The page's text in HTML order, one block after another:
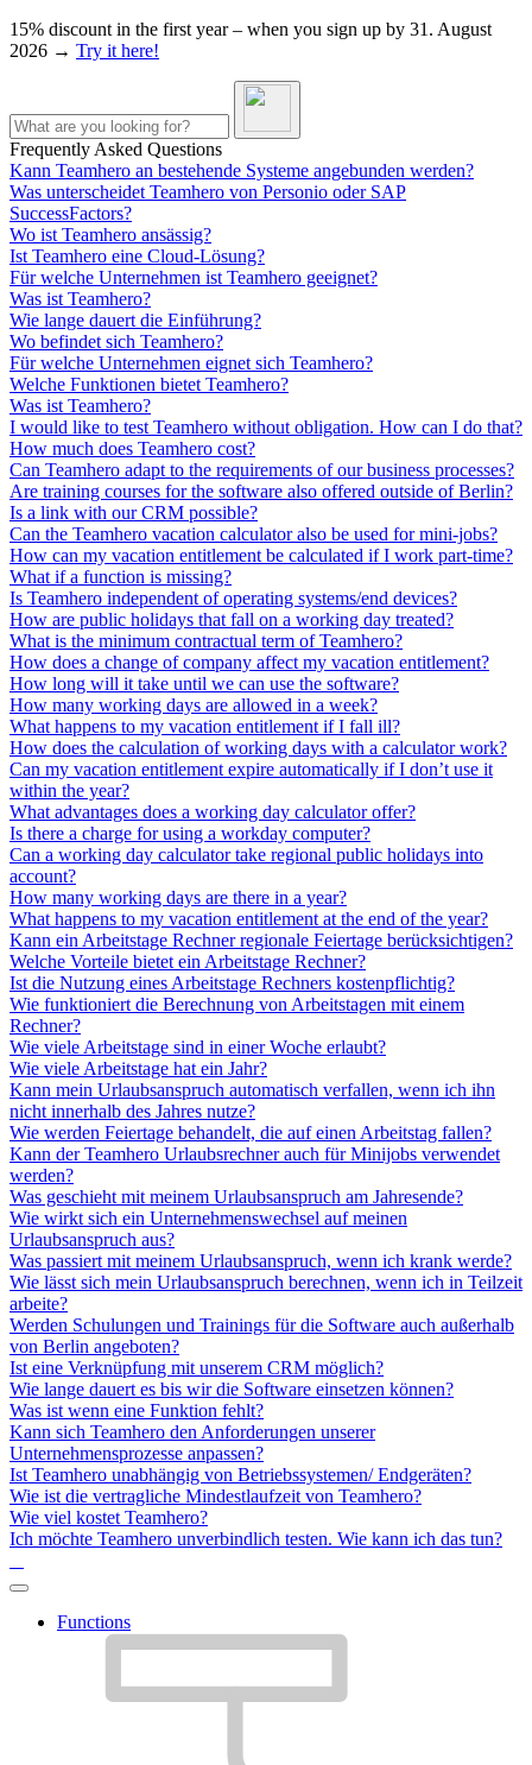
15% discount in the first year – when you sign up by 31. August
2026 → Try it here!
Frequently Asked Questions
Kann Teamhero an bestehende Systeme angebunden werden?
Was unterscheidet Teamhero von Personio oder SAP
SuccessFactors?
Wo ist Teamhero ansässig?
Ist Teamhero eine Cloud-Lösung?
Für welche Unternehmen ist Teamhero geeignet?
Was ist Teamhero?
Wie lange dauert die Einführung?
Wo befindet sich Teamhero?
Für welche Unternehmen eignet sich Teamhero?
Welche Funktionen bietet Teamhero?
Was ist Teamhero?
I would like to test Teamhero without obligation. How can I do that?
How much does Teamhero cost?
Can Teamhero adapt to the requirements of our business processes?
Are training courses for the software also offered outside of Berlin?
Is a link with our CRM possible?
Can the Teamhero vacation calculator also be used for mini-jobs?
How can my vacation entitlement be calculated if I work part-time?
What if a function is missing?
Is Teamhero independent of operating systems/end devices?
How are public holidays that fall on a working day treated?
What is the minimum contractual term of Teamhero?
How does a change of company affect my vacation entitlement?
How long will it take until we can use the software?
How many working days are allowed in a week?
What happens to my vacation entitlement if I fall ill?
How does the calculation of working days with a calculator work?
Can my vacation entitlement expire automatically if I don’t use it
within the year?
What advantages does a working day calculator offer?
Is there a charge for using a workday computer?
Can a working day calculator take regional public holidays into
account?
How many working days are there in a year?
What happens to my vacation entitlement at the end of the year?
Kann ein Arbeitstage Rechner regionale Feiertage berücksichtigen?
Welche Vorteile bietet ein Arbeitstage Rechner?
Ist die Nutzung eines Arbeitstage Rechners kostenpflichtig?
Wie funktioniert die Berechnung von Arbeitstagen mit einem
Rechner?
Wie viele Arbeitstage sind in einer Woche erlaubt?
Wie viele Arbeitstage hat ein Jahr?
Kann mein Urlaubsanspruch automatisch verfallen, wenn ich ihn
nicht innerhalb des Jahres nutze?
Wie werden Feiertage behandelt, die auf einen Arbeitstag fallen?
Kann der Teamhero Urlaubsrechner auch für Minijobs verwendet
werden?
Was geschieht mit meinem Urlaubsanspruch am Jahresende?
Wie wirkt sich ein Unternehmenswechsel auf meinen
Urlaubsanspruch aus?
Was passiert mit meinem Urlaubsanspruch, wenn ich krank werde?
Wie lässt sich mein Urlaubsanspruch berechnen, wenn ich in Teilzeit
arbeite?
Werden Schulungen und Trainings für die Software auch außerhalb
von Berlin angeboten?
Ist eine Verknüpfung mit unserem CRM möglich?
Wie lange dauert es bis wir die Software einsetzen können?
Was ist wenn eine Funktion fehlt?
Kann sich Teamhero den Anforderungen unserer
Unternehmensprozesse anpassen?
Ist Teamhero unabhängig von Betriebssystemen/ Endgeräten?
Wie ist die vertragliche Mindestlaufzeit von Teamhero?
Wie viel kostet Teamhero?
Ich möchte Teamhero unverbindlich testen. Wie kann ich das tun?
Functions